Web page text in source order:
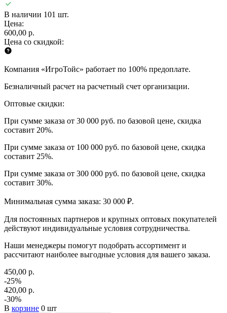
В наличии 101 шт.
Цена:
600,00 р.
Цена со скидкой:
Компания «ИгроТойс» работает по 100% предоплате.
Безналичный расчет на расчетный счет организации.
Оптовые скидки:
При сумме заказа от 30 000 руб. по базовой цене, скидка
составит 20%.
При сумме заказа от 100 000 руб. по базовой цене, скидка
составит 25%.
При сумме заказа от 300 000 руб. по базовой цене, скидка
составит 30%.
Минимальная сумма заказа: 30 000 ₽.
Для постоянных партнеров и крупных оптовых покупателей
действуют индивидуальные условия сотрудничества.
Наши менеджеры помогут подобрать ассортимент и
рассчитают наиболее выгодные условия для вашего заказа.
450,00 р.
-25%
420,00 р.
-30%
В корзине 0 шт